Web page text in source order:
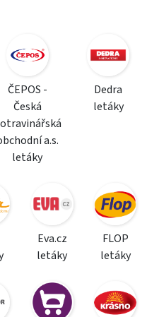
ČEPOS -
Česká
a.s.
letáky
Dedra
letáky
Eva.cz
letáky
FLOP
letáky